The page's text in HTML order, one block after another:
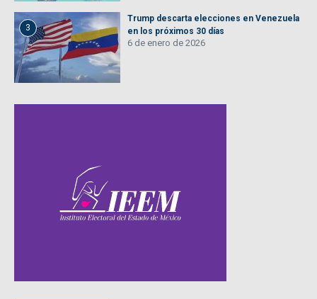
3
Trump descarta elecciones en Venezuela
en los próximos 30 días
6 de enero de 2026